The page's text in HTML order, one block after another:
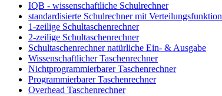
IQB - wissenschaftliche Schulrechner
standardisierte Schulrechner mit Verteilungsfunktion
1-zeilige Schultaschenrechner
2-zeilige Schultaschenrechner
Schultaschenrechner natürliche Ein- & Ausgabe
Wissenschaftlicher Taschenrechner
Nichtprogrammierbarer Taschenrechner
Programmierbarer Taschenrechner
Overhead Taschenrechner